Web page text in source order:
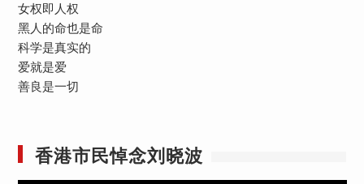
女权即人权
黑人的命也是命
科学是真实的
爱就是爱
善良是一切
香港市民悼念刘晓波